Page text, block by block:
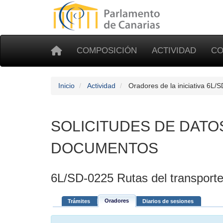
COMPOSICIÓN ACTIVIDAD
Inicio Actividad Oradores de la iniciativa 6L/
SOLICITUDES DE
DOCUMENTOS
6L/SD-0225 Rutas del
Trámites Oradores Diarios de sesiones